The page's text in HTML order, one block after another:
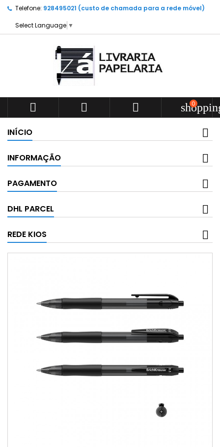
Telefone: 928495021 (custo de chamada para a rede móvel)
Select Language ▼
   0
INÍCIO
INFORMAÇÃO
PAGAMENTO
DHL PARCEL
REDE KIOS